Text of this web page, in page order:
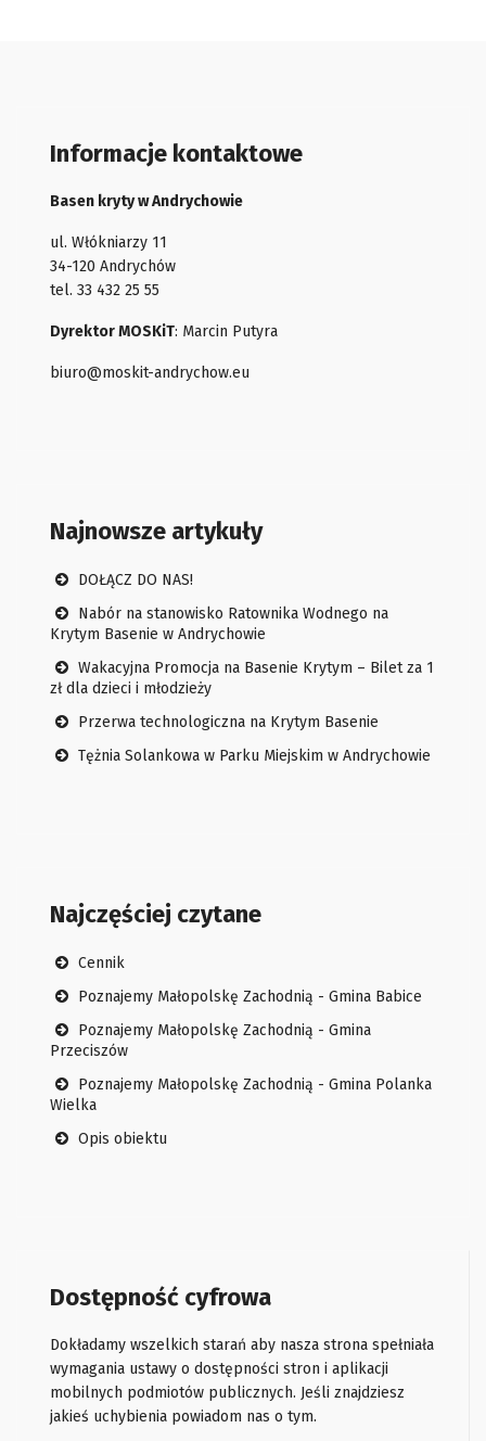
Informacje kontaktowe
Basen kryty w Andrychowie
ul. Włókniarzy 11
34-120 Andrychów
tel. 33 432 25 55
Dyrektor MOSKiT: Marcin Putyra
biuro@moskit-andrychow.eu
Najnowsze artykuły
DOŁĄCZ DO NAS!
Nabór na stanowisko Ratownika Wodnego na
Krytym Basenie w Andrychowie
Wakacyjna Promocja na Basenie Krytym – Bilet za 1
zł dla dzieci i młodzieży
Przerwa technologiczna na Krytym Basenie
Tężnia Solankowa w Parku Miejskim w Andrychowie
Najczęściej czytane
Cennik
Poznajemy Małopolskę Zachodnią - Gmina Babice
Poznajemy Małopolskę Zachodnią - Gmina
Przeciszów
Poznajemy Małopolskę Zachodnią - Gmina Polanka
Wielka
Opis obiektu
Dostępność cyfrowa
Dokładamy wszelkich starań aby nasza strona spełniała
wymagania ustawy o dostępności stron i aplikacji
mobilnych podmiotów publicznych. Jeśli znajdziesz
jakieś uchybienia powiadom nas o tym.